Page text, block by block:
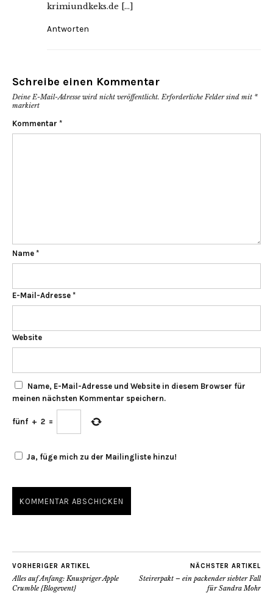
krimiundkeks.de […]
Antworten
Schreibe einen Kommentar
Deine E-Mail-Adresse wird nicht veröffentlicht. Erforderliche Felder sind mit *
markiert
Kommentar *
Name *
E-Mail-Adresse *
Website
Name, E-Mail-Adresse und Website in diesem Browser für
meinen nächsten Kommentar speichern.
fünf + 2 =
Ja, füge mich zu der Mailingliste hinzu!
VORHERIGER ARTIKEL
Alles auf Anfang: Knuspriger Apple
Crumble {Blogevent}
NÄCHSTER ARTIKEL
Steirerpakt – ein packender siebter Fall
für Sandra Mohr